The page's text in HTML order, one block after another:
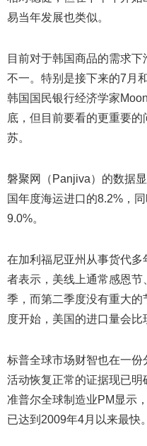
易当年发展也类似。
目前对于韩国商品的需求
不一。特别是接下来的7月
韩国国民银行经济学家
底，但目前要看的更重要的
苏。
磐聚网（Panjiva）的数据
国年度海运进口的8.2%，
9.0%。
在加利福尼亚州从事货代
者表示，美线上通常感恩
季，而第二季度没有重大
度开始，美国的进口量会比
标普全球市场财智也在一
活动恢复正常的证据现已
准普尔全球制造业PM显示
已达到2009年4月以来最快。